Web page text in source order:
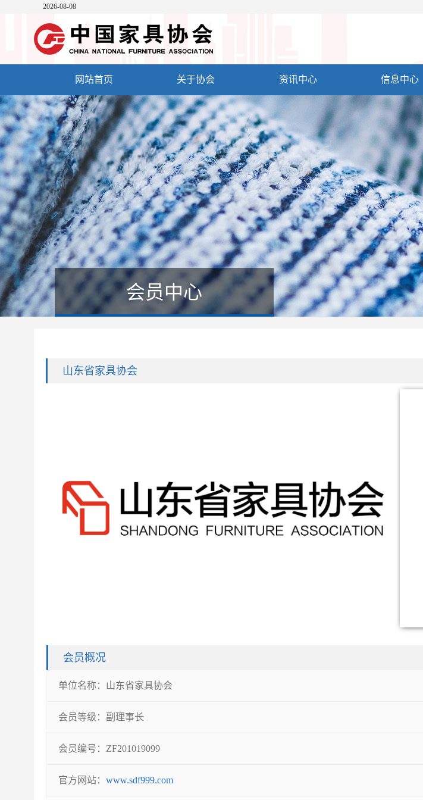
2026-08-08
网站首页 关于协会 资讯中心 信息中心
会员中心
山东省家具协会
会员概况
单位名称： 山东省家具协会
会员等级： 副理事长
会员编号： ZF201019099
官方网站： www.sdf999.com